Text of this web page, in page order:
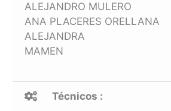
ALEJANDRO MULERO
ANA PLACERES ORELLANA
ALEJANDRA
MAMEN
Técnicos :